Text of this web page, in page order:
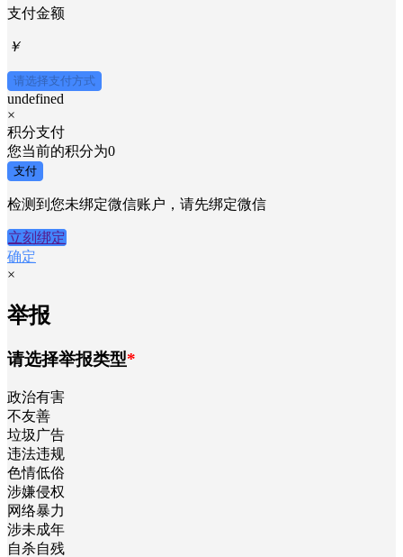
支付金额
￥
请选择支付方式
undefined
×
积分支付
您当前的积分为0
支付
检测到您未绑定微信账户，请先绑定微信
立刻绑定
确定
×
举报
请选择举报类型*
政治有害
不友善
垃圾广告
违法违规
色情低俗
涉嫌侵权
网络暴力
涉未成年
自杀自残